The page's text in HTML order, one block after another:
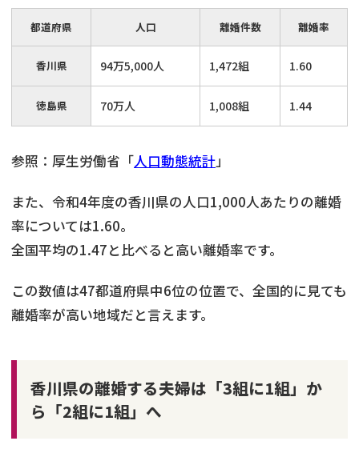
都道府県 人口 離婚件数 離婚率
香川県 94万5,000人 1,472組 1.60
徳島県 70万人 1,008組 1.44
参照：厚生労働省「人口動態統計」
また、令和4年度の香川県の人口1,000人あたりの離婚
率については1.60。
全国平均の1.47と比べると高い離婚率です。
この数値は47都道府県中6位の位置で、全国的に見ても
離婚率が高い地域だと言えます。
香川県の離婚する夫婦は「3組に1組」か
ら「2組に1組」へ